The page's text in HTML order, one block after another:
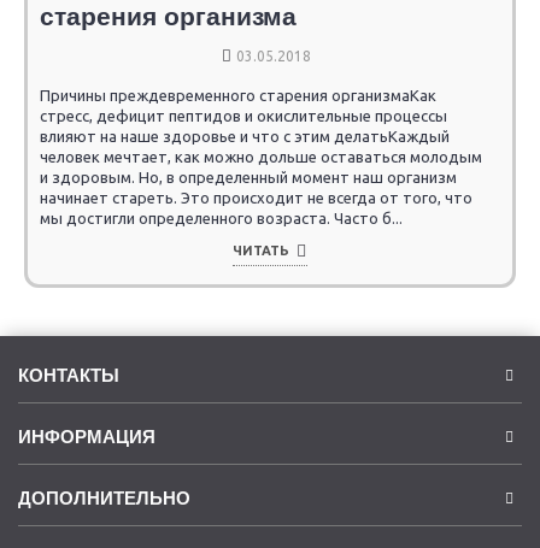
старения организма
03.05.2018
Причины преждевременного старения организмаКак
стресс, дефицит пептидов и окислительные процессы
влияют на наше здоровье и что с этим делатьКаждый
человек мечтает, как можно дольше оставаться молодым
и здоровым. Но, в определенный момент наш организм
начинает стареть. Это происходит не всегда от того, что
мы достигли определенного возраста. Часто б...
ЧИТАТЬ
КОНТАКТЫ
ИНФОРМАЦИЯ
ДОПОЛНИТЕЛЬНО